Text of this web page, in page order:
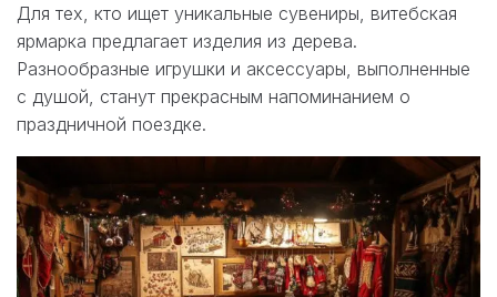
Для тех, кто ищет уникальные сувениры, витебская
ярмарка предлагает изделия из дерева.
Разнообразные игрушки и аксессуары, выполненные
с душой, станут прекрасным напоминанием о
праздничной поездке.